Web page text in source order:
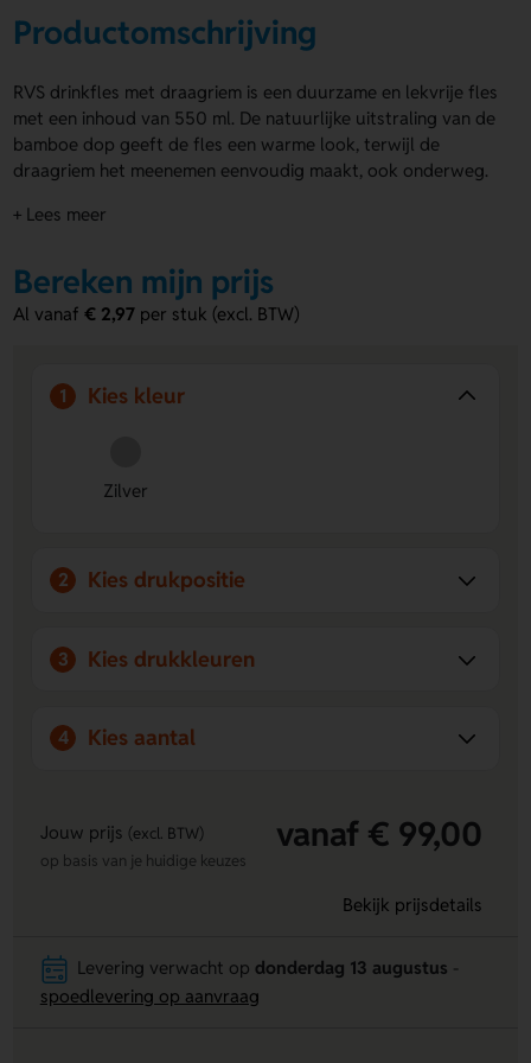
Productomschrijving
RVS drinkfles met draagriem is een duurzame en lekvrije fles
met een inhoud van 550 ml. De natuurlijke uitstraling van de
bamboe dop geeft de fles een warme look, terwijl de
draagriem het meenemen eenvoudig maakt, ook onderweg.
drinkfles met draagriem kan bedrukt of gegraveerd worden
colour of zelfs individueel per stuk. Bestel snel of vraag een
offerte op.
draagriem
Bedrukbaar en gravure:
nemen en zorgt voor een speels effect.
+ Lees meer
Bereken mijn prijs
Al vanaf€ 2,97 per stuk (excl. BTW)
1 Kies kleur
Zilver
2 Kies drukpositie
3 Kies drukkleuren
4 Kies aantal
Jouw prijs (excl. BTW) vanaf € 99,00
op basis van je huidige keuzes
Bekijk prijsdetails
Levering verwacht op donderdag 13 augustus
spoedlevering op aanvraag